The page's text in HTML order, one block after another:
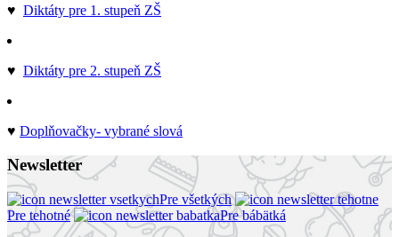
♥ Diktáty pre 1. stupeň ZŠ
♥ Diktáty pre 2. stupeň ZŠ
♥ Doplňovačky- vybrané slová
Newsletter
Pre všetkých
Pre tehotné
Pre bábätká